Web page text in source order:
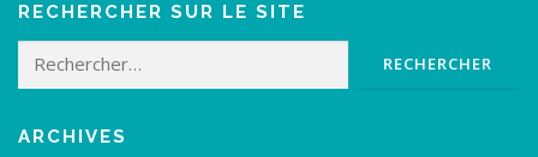
RECHERCHER SUR LE SITE
Rechercher :
ARCHIVES